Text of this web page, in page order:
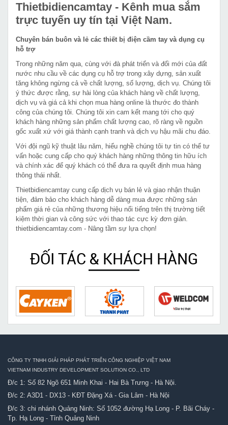
Thietbidiencamtay - Kênh mua sắm
trực tuyến uy tín tại Việt Nam.
Chuyên bán buôn và lẻ các thiết bị điện cầm tay và dụng cụ
hỗ trợ
Trong những năm qua, cùng với đà phát triển và đổi mới của đất
nước nhu cầu về các dụng cụ hỗ trợ trong xây dựng, sản xuất
tăng không ngừng cả về chất lượng, số lượng, dịch vụ. Chúng tôi
ý thức được rằng, sự hài lòng của khách hàng về chất lượng,
dịch vụ và giá cả khi chọn mua hàng online là thước đo thành
công của chúng tôi. Chúng tôi xin cam kết mang tới cho quý
khách hàng những sản phẩm chất lượng cao, rõ ràng về nguồn
gốc xuất xứ với giá thành cạnh tranh và dịch vụ hậu mãi chu đáo.
Với đội ngũ kỹ thuật lâu năm, hiểu nghề chúng tôi tự tin có thể tư
vấn hoặc cung cấp cho quý khách hàng những thông tin hữu ích
và chính xác để quý khách có thể đưa ra quyết định mua hàng
thông thái nhất.
Thietbidiencamtay cung cấp dịch vụ bán lẻ và giao nhận thuận
tiện, đảm bảo cho khách hàng dễ dàng mua được những sản
phẩm giá rẻ của những thương hiệu nổi tiếng trên thị trường tiết
kiệm thời gian và công sức với thao tác cực kỳ đơn giản.
thietbidiencamtay.com - Nâng tầm sự lựa chọn!
ĐỐI TÁC & KHÁCH HÀNG
CÔNG TY TNHH GIẢI PHÁP PHÁT TRIỂN CÔNG NGHIỆP VIỆT NAM
VIETNAM INDUSTRY DEVELOPMENT SOLUTION CO., LTD
Đ/c 1: Số 82 Ngõ 651 Minh Khai - Hai Bà Trưng - Hà Nội.
Đ/c 2: A3D1 - DX13 - KĐT Đặng Xá - Gia Lâm - Hà Nội
Đ/c 3: chi nhánh Quảng Ninh: Số 1052 đường Hạ Long - P. Bãi Cháy -
Tp. Hạ Long - Tỉnh Quảng Ninh